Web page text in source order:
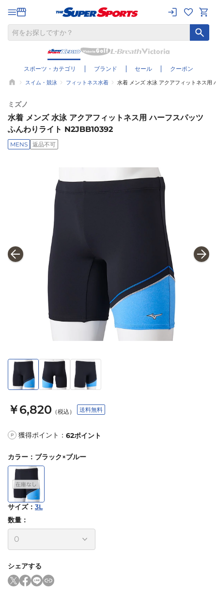
スポーツ・カテゴリ ブランド セール クーポン
スイム・競泳 フィットネス水着 水着 メンズ 水泳 アクアフィットネス用
ミズノ
水着 メンズ 水泳 アクアフィットネス用 ハーフスパッツ
ふんわりライト N2JBB10392
MENS 返品不可
￥6,820 （税込） 送料無料
P 獲得ポイント： 62ポイント
カラー ： ブラック×ブルー
サイズ： 3L
数量：
シェアする